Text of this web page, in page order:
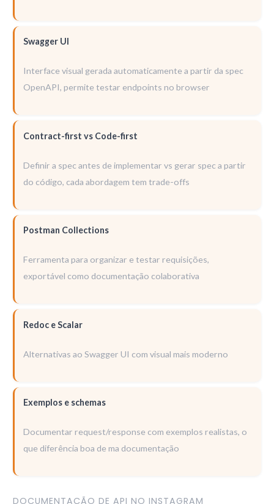
Swagger UI
Interface visual gerada automaticamente a partir da spec
OpenAPI, permite testar endpoints no browser
Contract-first vs Code-first
Definir a spec antes de implementar vs gerar spec a partir
do código, cada abordagem tem trade-offs
Postman Collections
Ferramenta para organizar e testar requisições,
exportável como documentação colaborativa
Redoc e Scalar
Alternativas ao Swagger UI com visual mais moderno
Exemplos e schemas
Documentar request/response com exemplos realistas, o
que diferência boa de ma documentação
DOCUMENTAÇÃO DE API NO INSTAGRAM